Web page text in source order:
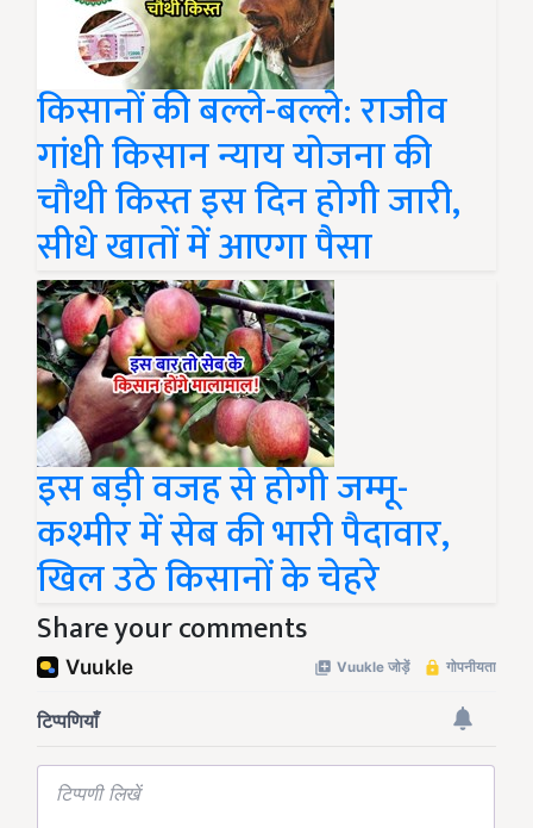
किसानों की बल्ले-बल्ले: राजीव
गांधी किसान न्याय योजना की
चौथी किस्त इस दिन होगी जारी,
सीधे खातों में आएगा पैसा
इस बड़ी वजह से होगी जम्मू-
कश्मीर में सेब की भारी पैदावार,
खिल उठे किसानों के चेहरे
Share your comments